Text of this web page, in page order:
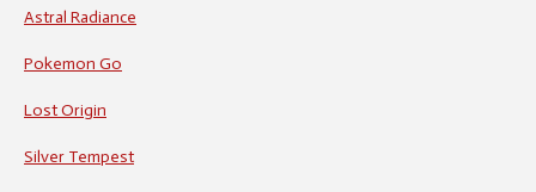
Astral Radiance
Pokemon Go
Lost Origin
Silver Tempest